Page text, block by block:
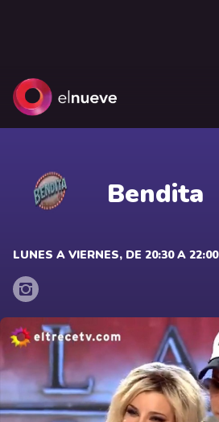
Bendita
LUNES A VIERNES, DE 20:30 A 22:00